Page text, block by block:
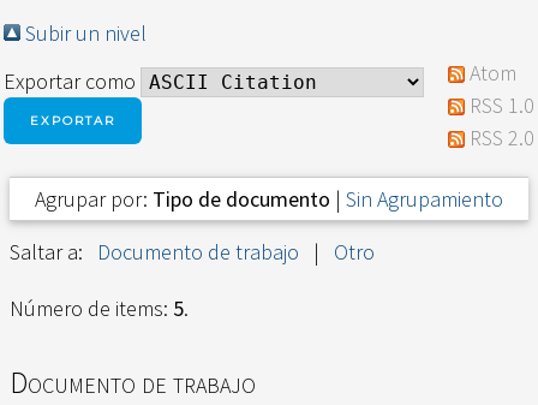
Subir un nivel
Exportar como
Atom
RSS 1.0
RSS 2.0
Agrupar por: Tipo de documento | Sin Agrupamiento
Saltar a:
Documento de trabajo | Otro
Número de items: 5.
Documento de trabajo